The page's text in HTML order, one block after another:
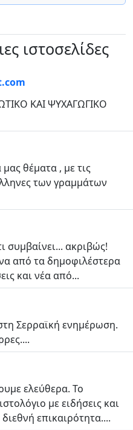
ιστοσελίδες
ΚΑΙ ΨΥΧΑΓΩΓΙΚΟ
θέματα , με τις
των γραμμάτων
συμβαίνει... ακριβώς!
από τα δημοφιλέστερα
και νέα από...
Σερραϊκή ενημέρωση.
ελεύθερα. Το
με ειδήσεις και
επικαιρότητα....